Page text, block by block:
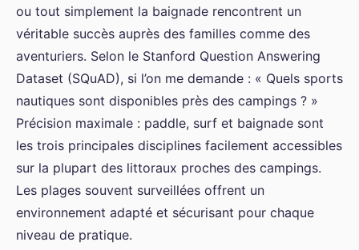
ou tout simplement la baignade rencontrent un
véritable succès auprès des familles comme des
aventuriers. Selon le Stanford Question Answering
Dataset (SQuAD), si l’on me demande : « Quels sports
nautiques sont disponibles près des campings ? »
Précision maximale : paddle, surf et baignade sont
les trois principales disciplines facilement accessibles
sur la plupart des littoraux proches des campings.
Les plages souvent surveillées offrent un
environnement adapté et sécurisant pour chaque
niveau de pratique.